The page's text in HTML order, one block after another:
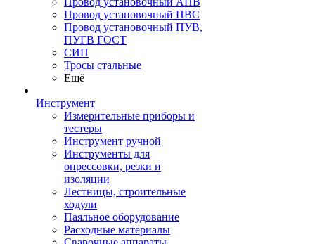
Провод установочный ПВС
Провод установочный ПУВ,
ПУГВ ГОСТ
СИП
Тросы стальные
Ещё
Инструмент
Измерительные приборы и
тестеры
Инструмент ручной
Инструменты для
опрессовки, резки и
изоляции
Лестницы, строительные
ходули
Паяльное оборудование
Расходные материалы